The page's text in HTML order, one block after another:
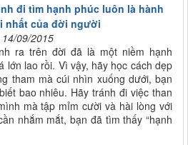
đi tìm hạnh phúc luôn là hành
nhất của đời người
09/2015
ra trên đời đã là một niềm hạnh
lớn lao rồi. Vì vậy, hãy học cách dẹp
tham mà cúi nhìn xuống dưới, bạn
bao nhiêu. Hãy tránh đi việc than
mà tập mỉm cười và hài lòng với
nhắm mắt, bạn đã tìm thấy “hạnh